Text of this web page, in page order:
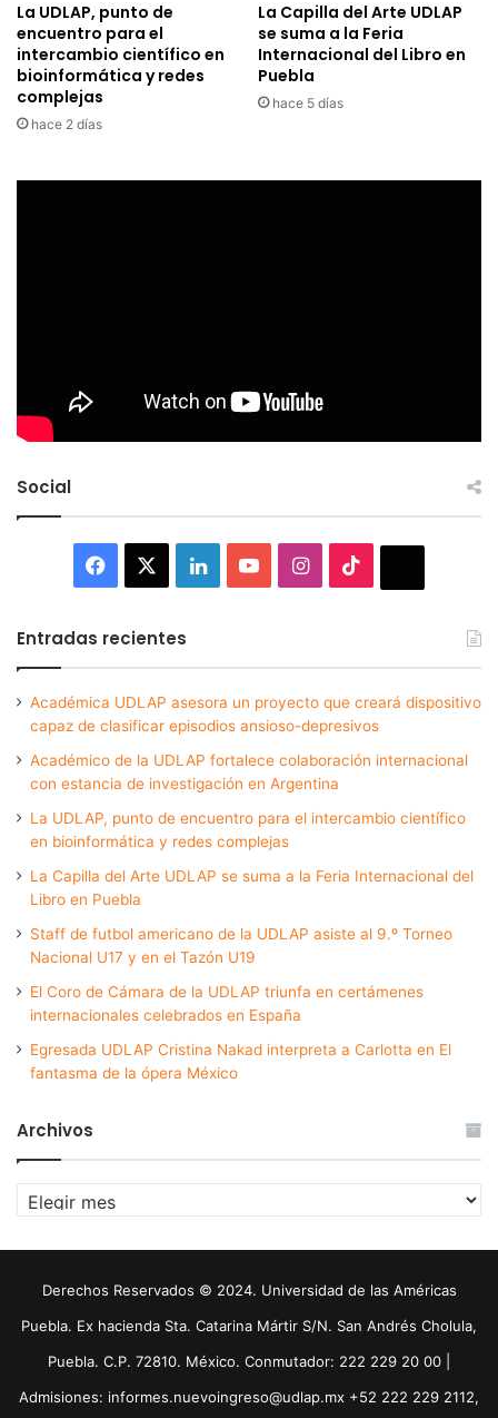
La UDLAP, punto de
encuentro para el
intercambio científico en
bioinformática y redes
complejas
hace 2 días
La Capilla del Arte UDLAP
se suma a la Feria
Internacional del Libro en
Puebla
hace 5 días
Social
Facebook LinkedInYouTubeInstagram
Entradas recientes
Académica UDLAP asesora un proyecto que creará dispositivo
capaz de clasificar episodios ansioso-depresivos
Académico de la UDLAP fortalece colaboración internacional
con estancia de investigación en Argentina
La UDLAP, punto de encuentro para el intercambio científico
en bioinformática y redes complejas
La Capilla del Arte UDLAP se suma a la Feria Internacional del
Libro en Puebla
Staff de futbol americano de la UDLAP asiste al 9.º Torneo
Nacional U17 y en el Tazón U19
El Coro de Cámara de la UDLAP triunfa en certámenes
internacionales celebrados en España
Egresada UDLAP Cristina Nakad interpreta a Carlotta en El
fantasma de la ópera México
Archivos
Archivos
Derechos Reservados © 2024. Universidad de las Américas
Puebla. Ex hacienda Sta. Catarina Mártir S/N. San Andrés Cholula,
Puebla. C.P. 72810. México. Conmutador: 222 229 20 00 |
Admisiones: informes.nuevoingreso@udlap.mx +52 222 229 2112,